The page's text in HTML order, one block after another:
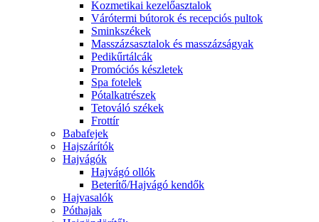
Kozmetikai kezelőasztalok
Várótermi bútorok és recepciós pultok
Sminkszékek
Masszázsasztalok és masszázságyak
Pedikűrtálcák
Promóciós készletek
Spa fotelek
Pótalkatrészek
Tetováló székek
Frottír
Babafejek
Hajszárítók
Hajvágók
Hajvágó ollók
Beterítő/Hajvágó kendők
Hajvasalók
Póthajak